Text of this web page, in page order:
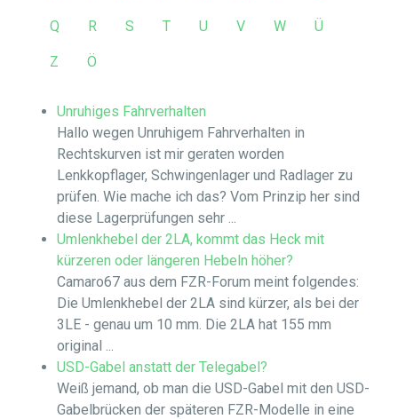
Q R S T U V W Ü
Z Ö
Unruhiges Fahrverhalten
Hallo wegen Unruhigem Fahrverhalten in
Rechtskurven ist mir geraten worden
Lenkkopflager, Schwingenlager und Radlager zu
prüfen. Wie mache ich das? Vom Prinzip her sind
diese Lagerprüfungen sehr ...
Umlenkhebel der 2LA, kommt das Heck mit
kürzeren oder längeren Hebeln höher?
Camaro67 aus dem FZR-Forum meint folgendes:
Die Umlenkhebel der 2LA sind kürzer, als bei der
3LE - genau um 10 mm. Die 2LA hat 155 mm
original ...
USD-Gabel anstatt der Telegabel?
Weiß jemand, ob man die USD-Gabel mit den USD-
Gabelbrücken der späteren FZR-Modelle in eine